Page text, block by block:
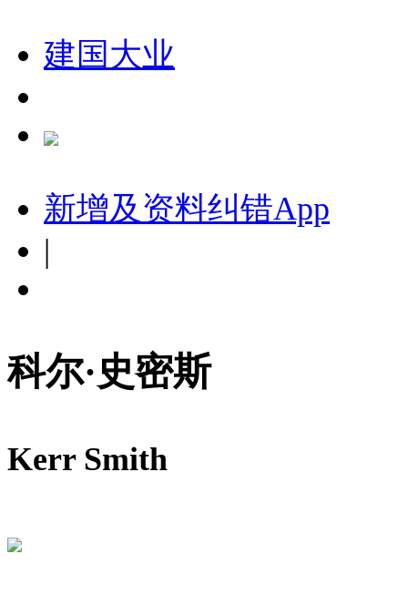
建国大业
新增及资料纠错App
|
科尔·史密斯
Kerr Smith